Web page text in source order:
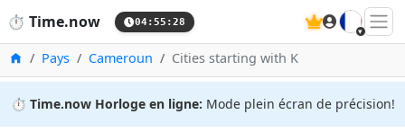
⏱️ Time.now 04:55:29 🇫🇷
Accueil
Pays Cameroun Cities starting with K
⏱️ Time.now Horloge en ligne: Mode plein écran de précision!